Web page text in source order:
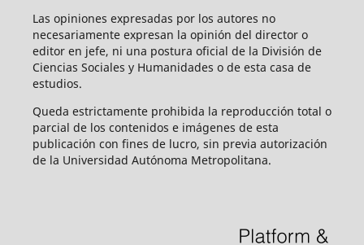
Las opiniones expresadas por los autores no
necesariamente expresan la opinión del director o
editor en jefe, ni una postura oficial de la División de
Ciencias Sociales y Humanidades o de esta casa de
estudios.
Queda estrictamente prohibida la reproducción total o
parcial de los contenidos e imágenes de esta
publicación con fines de lucro, sin previa autorización
de la Universidad Autónoma Metropolitana.